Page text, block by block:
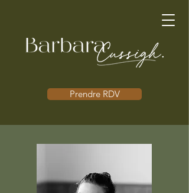
Prendre RDV